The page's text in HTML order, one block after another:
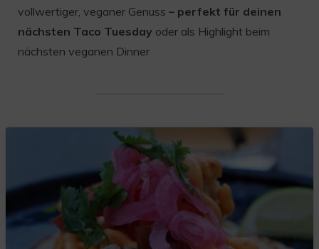
vollwertiger, veganer Genuss – perfekt für deinen
nächsten Taco Tuesday oder als Highlight beim
nächsten veganen Dinner